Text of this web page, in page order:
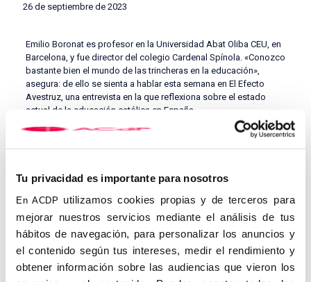
Tu privacidad es importante para nosotros
En ACDP utilizamos cookies propias y de terceros para
mejorar nuestros servicios mediante el análisis de tus
hábitos de navegación, para personalizar los anuncios y
el contenido según tus intereses, medir el rendimiento y
obtener información sobre las audiencias que vieron los
26 de septiembre de 2023
Emilio Boronat es profesor en la Universidad Abat Oliba CEU, en
Barcelona, y fue director del colegio Cardenal Spínola. «Conozco
bastante bien el mundo de las trincheras en la educación»,
asegura: de ello se sienta a hablar esta semana en El Efecto
Avestruz, una entrevista en la que reflexiona sobre el estado
actual de la educación católica en España.